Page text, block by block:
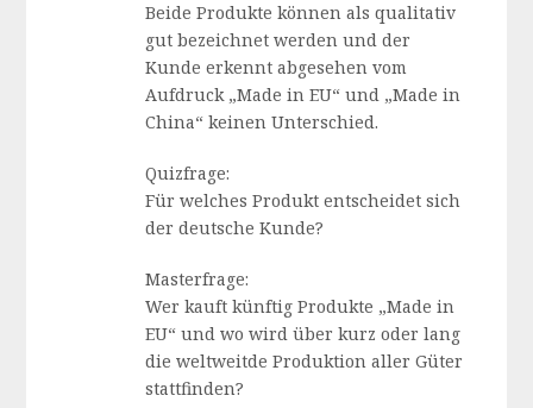
Beide Produkte können als qualitativ
gut bezeichnet werden und der
Kunde erkennt abgesehen vom
Aufdruck „Made in EU“ und „Made in
China“ keinen Unterschied.
Quizfrage:
Für welches Produkt entscheidet sich
der deutsche Kunde?
Masterfrage:
Wer kauft künftig Produkte „Made in
EU“ und wo wird über kurz oder lang
die weltweitde Produktion aller Güter
stattfinden?